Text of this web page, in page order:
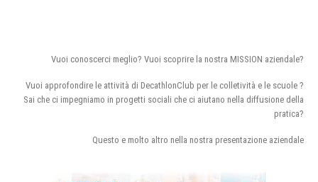
Vuoi conoscerci meglio? Vuoi scoprire la nostra MISSION aziendale?
Vuoi approfondire le attività di DecathlonClub per le colletività e le scuole ?
Sai che ci impegniamo in progetti sociali che ci aiutano nella diffusione della
pratica?
Questo e molto altro nella nostra presentazione aziendale